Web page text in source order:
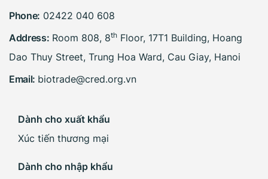
Phone: 02422 040 608
Address: Room 808, 8th Floor, 17T1 Building, Hoang
Dao Thuy Street, Trung Hoa Ward, Cau Giay, Hanoi
Email: biotrade@cred.org.vn
Dành cho xuất khẩu
Xúc tiến thương mại
Dành cho nhập khẩu